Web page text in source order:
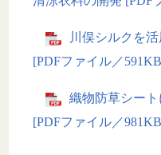
川俣シルクを
[PDFファイル／
織物防草シー
[PDFファイル／